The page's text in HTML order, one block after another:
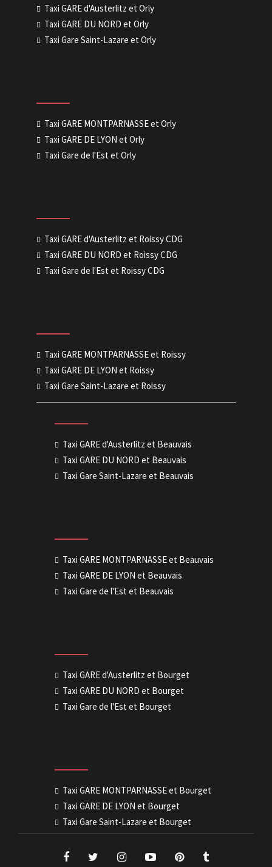
Taxi GARE d'Austerlitz et Orly
Taxi GARE DU NORD et Orly
Taxi Gare Saint-Lazare et Orly
Taxi GARE MONTPARNASSE et Orly
Taxi GARE DE LYON et Orly
Taxi Gare de l'Est et Orly
Taxi GARE d'Austerlitz et Roissy CDG
Taxi GARE DU NORD et Roissy CDG
Taxi Gare de l'Est et Roissy CDG
Taxi GARE MONTPARNASSE et Roissy
Taxi GARE DE LYON et Roissy
Taxi Gare Saint-Lazare et Roissy
Taxi GARE d'Austerlitz et Beauvais
Taxi GARE DU NORD et Beauvais
Taxi Gare Saint-Lazare et Beauvais
Taxi GARE MONTPARNASSE et Beauvais
Taxi GARE DE LYON et Beauvais
Taxi Gare de l'Est et Beauvais
Taxi GARE d'Austerlitz et Bourget
Taxi GARE DU NORD et Bourget
Taxi Gare de l'Est et Bourget
Taxi GARE MONTPARNASSE et Bourget
Taxi GARE DE LYON et Bourget
Taxi Gare Saint-Lazare et Bourget